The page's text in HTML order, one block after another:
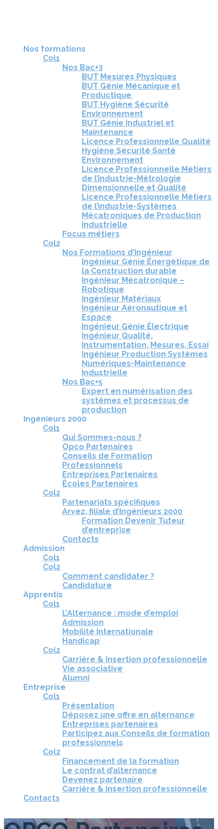
Nos formations
Col1
Nos Bac+3
BUT Mesures Physiques
BUT Génie Mécanique et
Productique
BUT Hygiène Sécurité
Environnement
BUT Génie Industriel et
Maintenance
Licence Professionnelle Qualité
Hygiène Sécurité Santé
Environnement
Licence Professionnelle Métiers
de l’industrie-Métrologie
Dimensionnelle et Qualité
Licence Professionnelle Métiers
de l’industrie-Systèmes
Mécatroniques de Production
Industrielle
Focus métiers
Col2
Nos Formations d’Ingénieur
Ingénieur Génie Énergétique de
la Construction durable
Ingénieur Mécatronique –
Robotique
Ingénieur Matériaux
Ingénieur Aéronautique et
Espace
Ingénieur Génie Électrique
Ingénieur Qualité,
Instrumentation, Mesures, Essai
Ingénieur Production Systèmes
Numériques-Maintenance
Industrielle
Nos Bac+5
Expert en numérisation des
systèmes et processus de
production
Ingénieurs 2000
Col1
Qui Sommes-nous ?
Opco Partenaires
Conseils de Formation
Professionnels
Entreprises Partenaires
Écoles Partenaires
Col2
Partenariats spécifiques
Arvez, filiale d’Ingénieurs 2000
Formation Devenir Tuteur
d’entreprise
Contacts
Admission
Col1
Col2
Comment candidater ?
Candidature
Apprentis
Col1
L’Alternance : mode d’emploi
Admission
Mobilité Internationale
Handicap
Col2
Carrière & Insertion professionnelle
Vie associative
Alumni
Entreprise
Col1
Présentation
Déposez une offre en alternance
Entreprises partenaires
Participez aux Conseils de formation
professionnels
Col2
Financement de la formation
Le contrat d’alternance
Devenez partenaire
Carrière & Insertion professionnelle
Contacts